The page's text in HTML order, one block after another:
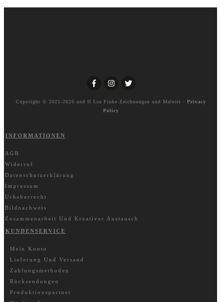
Copyright © 2021-2026 und ff Lea Finke Zeichnungen und Malerei - Privacy
Policy
INFORMATIONEN
AGB
Widerruf
Datenschutzerklärung
Impressum
Urheberrecht
Bildnachweis
Zusammenarbeit Und Kreativer Austausch
KUNDENSERVICE
Mein Konto
Lieferung Und Versand
Zahlungsmethoden
Rücksendungen
Produktionspartner